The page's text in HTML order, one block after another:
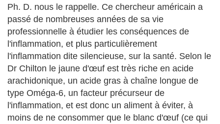
Ph. D. nous le rappelle. Ce chercheur américain a
passé de nombreuses années de sa vie
professionnelle à étudier les conséquences de
l'inflammation, et plus particulièrement
l'inflammation dite silencieuse, sur la santé. Selon le
Dr Chilton le jaune d'œuf est très riche en acide
arachidonique, un acide gras à chaîne longue de
type Oméga-6, un facteur précurseur de
l'inflammation, et est donc un aliment à éviter, à
moins de ne consommer que le blanc d'œuf (ce qui